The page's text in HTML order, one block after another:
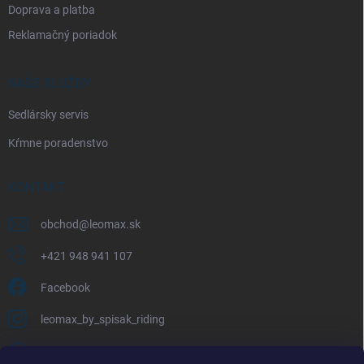
Doprava a platba
Reklamačný poriadok
NAŠE SLUŽBY
Sedlársky servis
Kŕmne poradenstvo
KONTAKT
obchod@ leomax.sk
+421 948 941 107
Facebook
leomax_by_spisak_riding